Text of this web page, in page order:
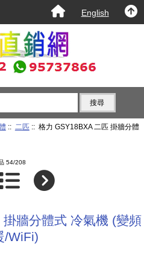
English
:: 二匹:: 格力 GSY18BXA 二匹 掛牆分體
54/208
牆分體式 冷氣機 (變頻
/WiFi)